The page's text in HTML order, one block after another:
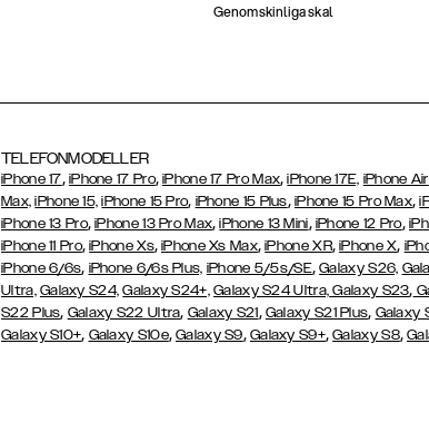
Genomskinliga skal
TELEFONMODELLER
iPhone 17, iPhone 17 Pro,iPhone 17 Pro Max,iPhone 17E, iPhone Air
Max, iPhone 15, iPhone 15 Pro, iPhone 15 Plus, iPhone 15 Pro Max,
iPhone 13 Pro,iPhone 13 Pro Max,iPhone 13 Mini, iPhone 12 Pro,
iPhone 11 Pro,iPhone Xs,iPhone Xs Max,iPhone XR,iPhone X,
iPhone 6/6s, iPhone 6/6s Plus, iPhone 5/5s/SE,Galaxy S26,
Ultra, Galaxy S24, Galaxy S24+, Galaxy S24 Ultra, Galaxy S23,
S22 Plus, Galaxy S22 Ultra, Galaxy S21, Galaxy S21 Plus, Galaxy
Galaxy S10+, Galaxy S10e,Galaxy S9, Galaxy S9+,Galaxy S8,